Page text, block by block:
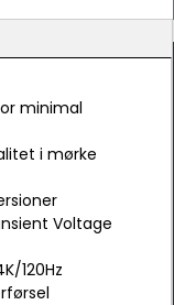
minimal
i mørke
Voltage
120Hz